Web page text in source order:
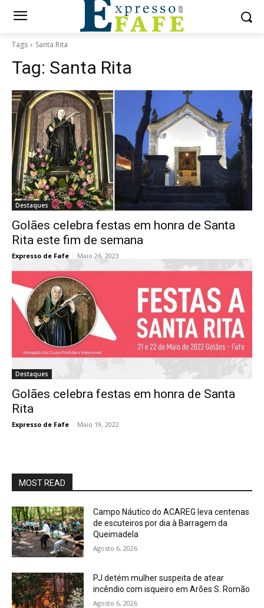
Tags Santa Rita
Tag: Santa Rita
Destaques
Golães celebra festas em honra de Santa
Rita este fim de semana
Expresso de Fafe - Maio 26, 2023
Destaques
Golães celebra festas em honra de Santa
Rita
Expresso de Fafe - Maio 19, 2022
MOST READ
Campo Náutico do ACAREG leva centenas
de escuteiros por dia à Barragem da
Queimadela
Agosto 6, 2026
PJ detém mulher suspeita de atear
incêndio com isqueiro em Arões S. Romão
Agosto 6, 2026